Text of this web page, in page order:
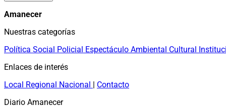
Amanecer
Nuestras categorías
Política Social Policial Espectáculo Ambiental Cultural
Enlaces de interés
Local Regional Nacional | Contacto
Diario Amanecer